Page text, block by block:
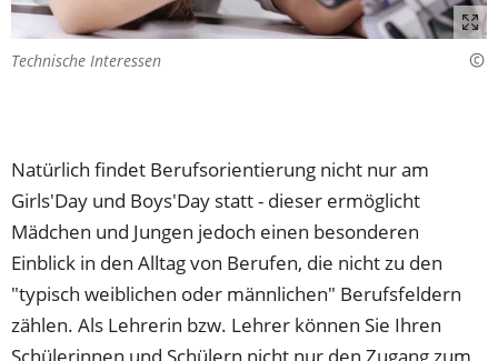
Technische Interessen
Natürlich findet Berufsorientierung nicht nur am
Girls'Day und Boys'Day statt - dieser ermöglicht
Mädchen und Jungen jedoch einen besonderen
Einblick in den Alltag von Berufen, die nicht zu den
"typisch weiblichen oder männlichen" Berufsfeldern
zählen. Als Lehrerin bzw. Lehrer können Sie Ihren
Schülerinnen und Schülern nicht nur den Zugang zum